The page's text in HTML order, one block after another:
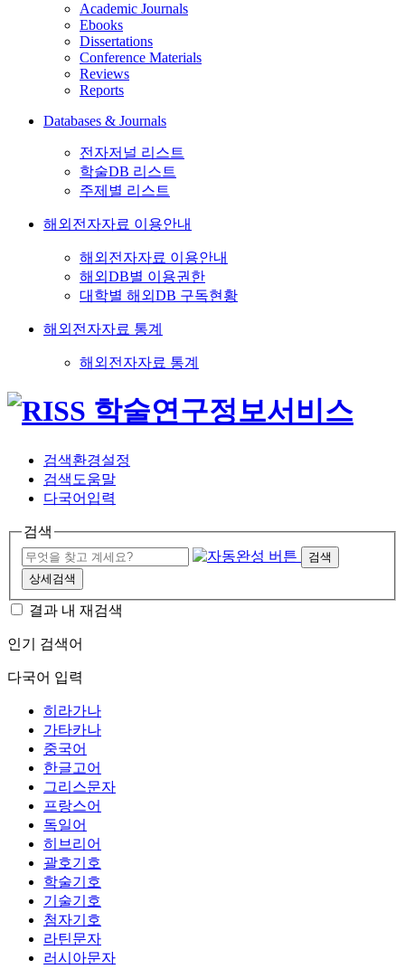
Academic Journals
Ebooks
Dissertations
Conference Materials
Reviews
Reports
Databases & Journals
전자저널 리스트
학술DB 리스트
주제별 리스트
해외전자자료 이용안내
해외전자자료 이용안내
해외DB별 이용권한
대학별 해외DB 구독현황
해외전자자료 통계
해외전자자료 통계
검색환경설정
검색도움말
다국어입력
검색
검색
상세검색
결과 내 재검색
인기 검색어
다국어 입력
히라가나
가타카나
중국어
한글고어
그리스문자
프랑스어
독일어
히브리어
괄호기호
학술기호
기술기호
첨자기호
라틴문자
러시아문자